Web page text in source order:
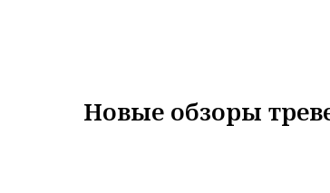
Новые обзоры